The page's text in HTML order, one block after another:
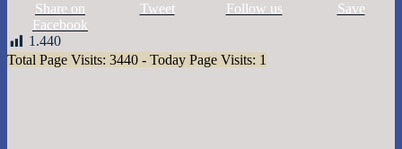
Share on
Facebook
Tweet Follow us Save
1.440
Total Page Visits: 3440 - Today Page Visits: 1